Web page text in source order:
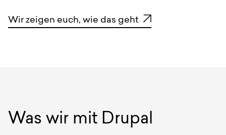
Wir zeigen euch, wie das geht
Was wir mit Drupal